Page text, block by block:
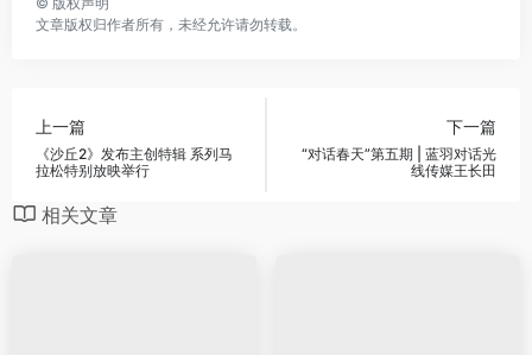
文章版权归作者所有，未经允许请勿转载。
上一篇
《沙丘2》发布主创特辑 系列马
拉松特别放映举行
下一篇
“对话春天”第五期 | 蓝羽对话光
线传媒王长田
相关文章